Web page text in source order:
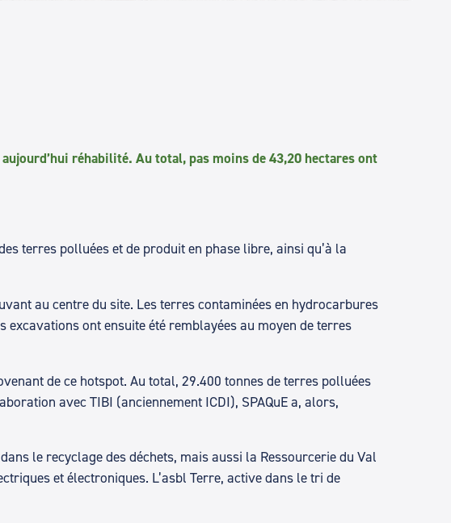
réhabilité. Au total, pas moins de 43,20 hectares ont
terres polluées et de produit en phase libre, ainsi qu’à la
au centre du site. Les terres contaminées en hydrocarbures
ont ensuite été remblayées au moyen de terres
de ce hotspot. Au total, 29.400 tonnes de terres polluées
avec TIBI (anciennement ICDI), SPAQuE a, alors,
le recyclage des déchets, mais aussi la Ressourcerie du Val
et électroniques. L’asbl Terre, active dans le tri de